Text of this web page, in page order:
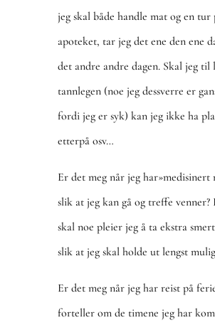
jeg skal både handle mat og en tur
apoteket, tar jeg det ene den ene
det andre andre dagen. Skal jeg til
tannlegen (noe jeg dessverre er
fordi jeg er syk) kan jeg ikke ha
etterpå osv…
Er det meg når jeg har»medisinert
slik at jeg kan gå og treffe venner?
skal noe pleier jeg å ta ekstra
slik at jeg skal holde ut lengst mulig
Er det meg når jeg har reist på
forteller om de timene jeg har